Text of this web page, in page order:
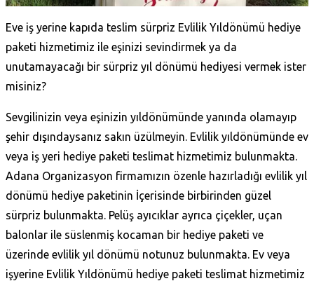
Eve iş yerine kapıda teslim sürpriz Evlilik Yıldönümü hediye
paketi hizmetimiz ile eşinizi sevindirmek ya da
unutamayacağı bir sürpriz yıl dönümü hediyesi vermek ister
misiniz?
Sevgilinizin veya eşinizin yıldönümünde yanında olamayıp
şehir dışındaysanız sakın üzülmeyin. Evlilik yıldönümünde ev
veya iş yeri hediye paketi teslimat hizmetimiz bulunmakta.
Adana Organizasyon firmamızın özenle hazırladığı evlilik yıl
dönümü hediye paketinin İçerisinde birbirinden güzel
sürpriz bulunmakta. Pelüş ayıcıklar ayrıca çiçekler, uçan
balonlar ile süslenmiş kocaman bir hediye paketi ve
üzerinde evlilik yıl dönümü notunuz bulunmakta. Ev veya
işyerine Evlilik Yıldönümü hediye paketi teslimat hizmetimiz